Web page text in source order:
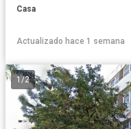
Casa
Actualizado hace 1 semana
1 /2